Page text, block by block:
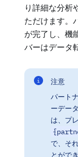
り詳細な分析
ただけます。
が完了し、機
バーはデータ
注意
パート
ーデー
は、プ
で、そ
とがで